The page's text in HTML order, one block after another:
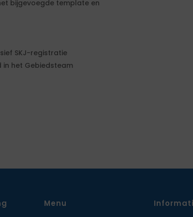
bijgevoegde template en
SKJ-registratie
in het Gebiedsteam
Menu